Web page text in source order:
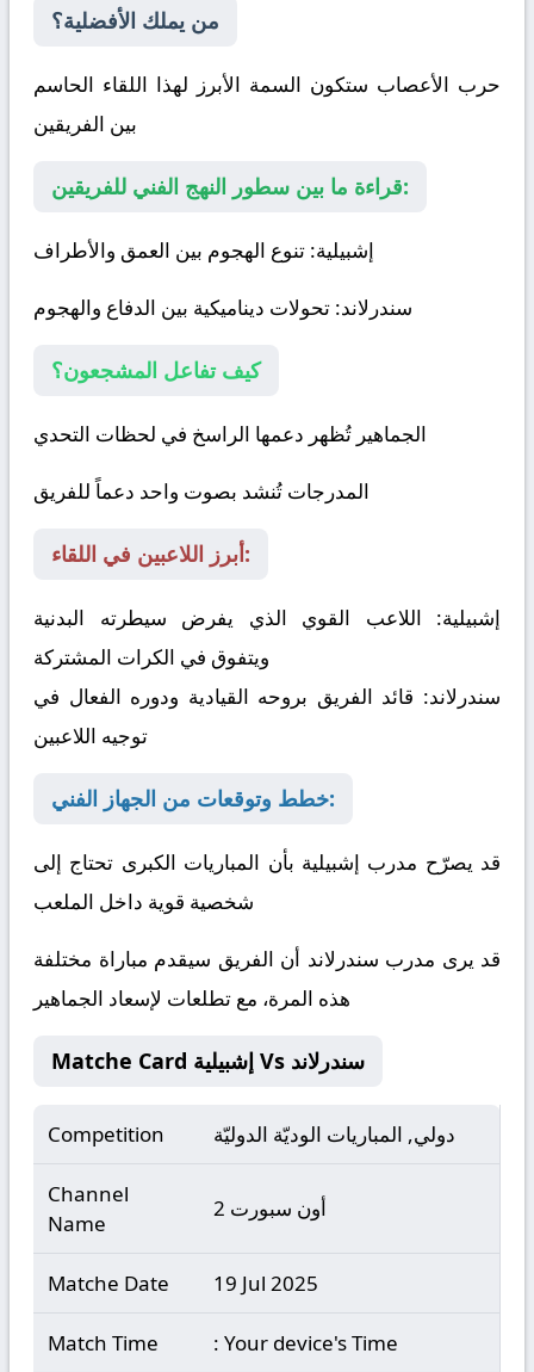
من يملك الأفضلية؟
حرب الأعصاب ستكون السمة الأبرز لهذا اللقاء الحاسم
بين الفريقين
قراءة ما بين سطور النهج الفني للفريقين:
إشبيلية: تنوع الهجوم بين العمق والأطراف
سندرلاند: تحولات ديناميكية بين الدفاع والهجوم
كيف تفاعل المشجعون؟
الجماهير تُظهر دعمها الراسخ في لحظات التحدي
المدرجات تُنشد بصوت واحد دعماً للفريق
أبرز اللاعبين في اللقاء:
إشبيلية: اللاعب القوي الذي يفرض سيطرته البدنية
ويتفوق في الكرات المشتركة
سندرلاند: قائد الفريق بروحه القيادية ودوره الفعال في
توجيه اللاعبين
خطط وتوقعات من الجهاز الفني:
قد يصرّح مدرب إشبيلية بأن المباريات الكبرى تحتاج إلى
شخصية قوية داخل الملعب
قد يرى مدرب سندرلاند أن الفريق سيقدم مباراة مختلفة
هذه المرة، مع تطلعات لإسعاد الجماهير
Matche Card إشبيلية Vs سندرلاند
Competition دولي, المباريات الوديّة الدوليّة
Channel
Name
أون سبورت 2
Matche Date 19 Jul 2025
Match Time : Your device's Time